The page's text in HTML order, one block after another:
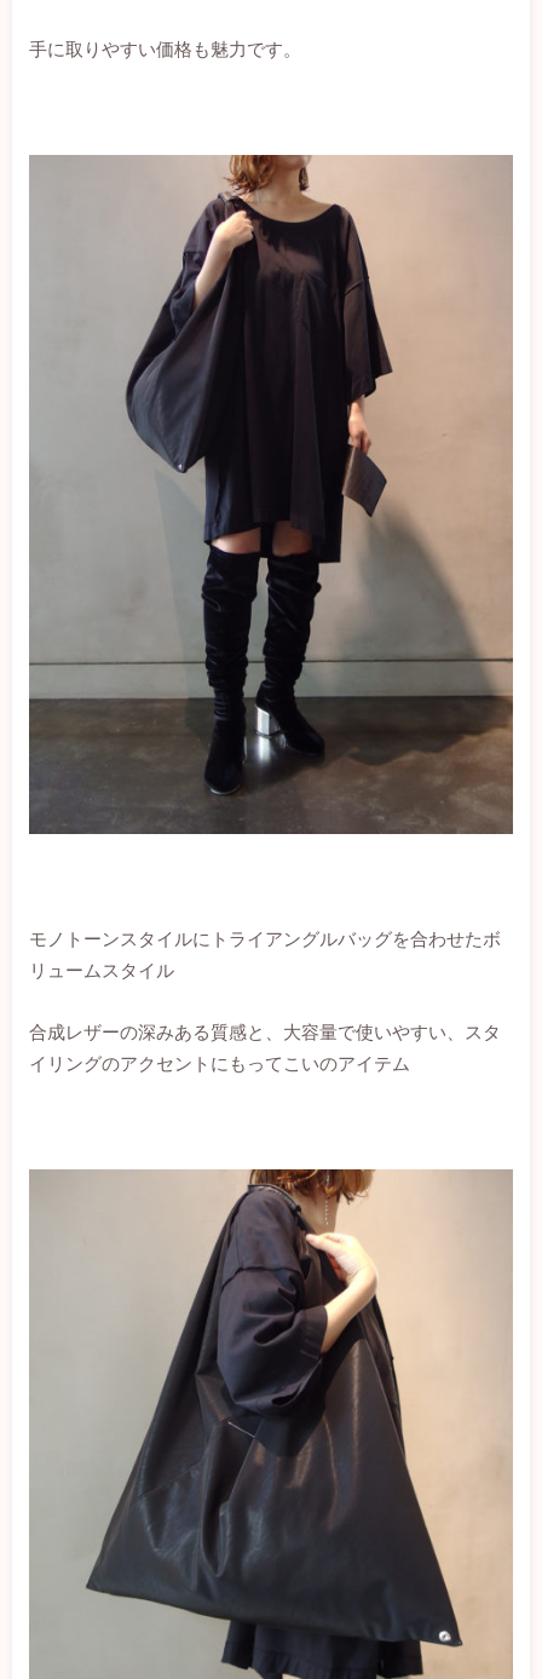
手に取りやすい価格も魅力です。
モノトーンスタイルにトライアングルバッグを合わせたボ
リュームスタイル
合成レザーの深みある質感と、大容量で使いやすい、スタ
イリングのアクセントにもってこいのアイテム